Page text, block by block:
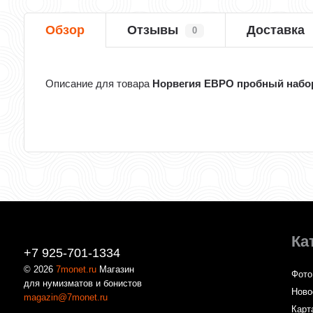
Обзор Отзывы 0 Доставка
Описание для товара Норвегия ЕВРО пробный
+7 925-701-1334
© 20267monet.ru Магазин
для нумизматов и бонистов
magazin@7monet.ru
Фото